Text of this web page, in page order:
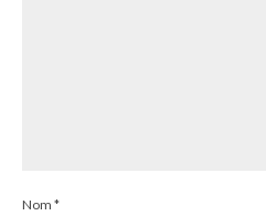
Nom *